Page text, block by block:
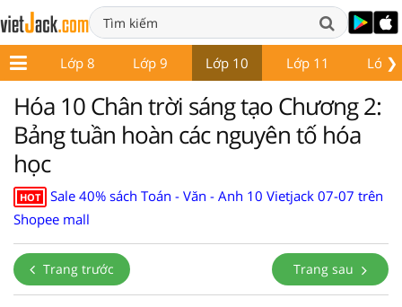
❯
7 Lớp 8 Lớp 9 Lớp 10 Lớp 11 Lớp
Hóa 10 Chân trời sáng tạo Chương 2:
Bảng tuần hoàn các nguyên tố hóa
học
HOT
Sale 40% sách Toán - Văn - Anh 10 Vietjack 07-07 trên
Shopee mall
Trang trước Trang sau